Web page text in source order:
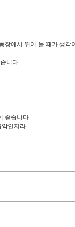
장에서 뛰어 놀 때가 생각
니다.
좋습니다.
악인지라